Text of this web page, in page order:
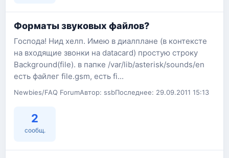
Форматы звуковых файлов?
Господа! Нид хелп. Имею в диалплане (в контексте
на входящие звонки на datacard) простую строку
Background(file). в папке /var/lib/asterisk/sounds/en
есть файлег file.gsm, есть fi...
Newbies/FAQ ForumАвтор: ssbПоследнее: 29.09.2011 15:13
2
сообщ.